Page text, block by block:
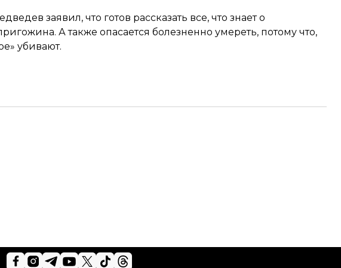
заявил, что готов рассказать все, что знает о
А также опасается болезненно умереть, потому что,
убивают.